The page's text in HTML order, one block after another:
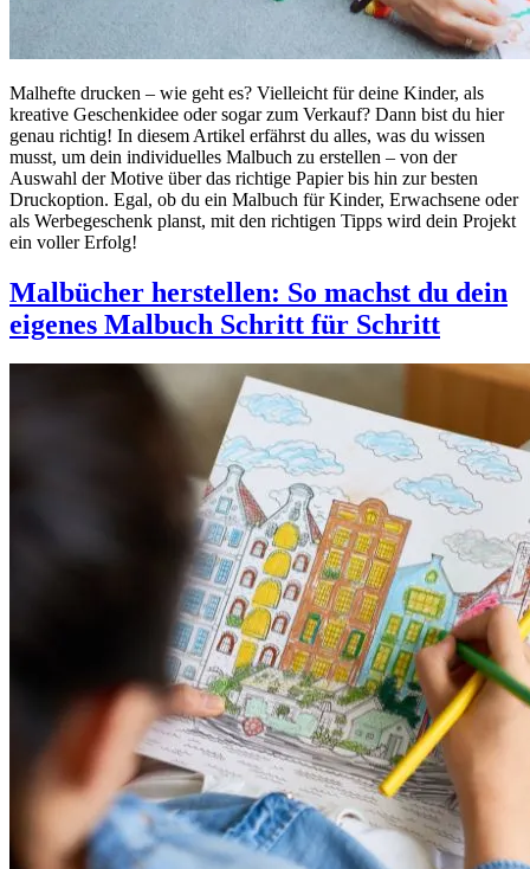
Malhefte drucken – wie geht es? Vielleicht für deine Kinder, als
kreative Geschenkidee oder sogar zum Verkauf? Dann bist du hier
genau richtig! In diesem Artikel erfährst du alles, was du wissen
musst, um dein individuelles Malbuch zu erstellen – von der
Auswahl der Motive über das richtige Papier bis hin zur besten
Druckoption. Egal, ob du ein Malbuch für Kinder, Erwachsene oder
als Werbegeschenk planst, mit den richtigen Tipps wird dein Projekt
ein voller Erfolg!
Malbücher herstellen: So machst du dein
eigenes Malbuch Schritt für Schritt